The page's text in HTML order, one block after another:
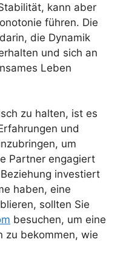
kann aber
führen. Die
die Dynamik
und sich an
Leben
zu halten, ist es
und
um
Partner engagiert
investiert
haben, eine
sollten Sie
besuchen, um eine
zu bekommen, wie